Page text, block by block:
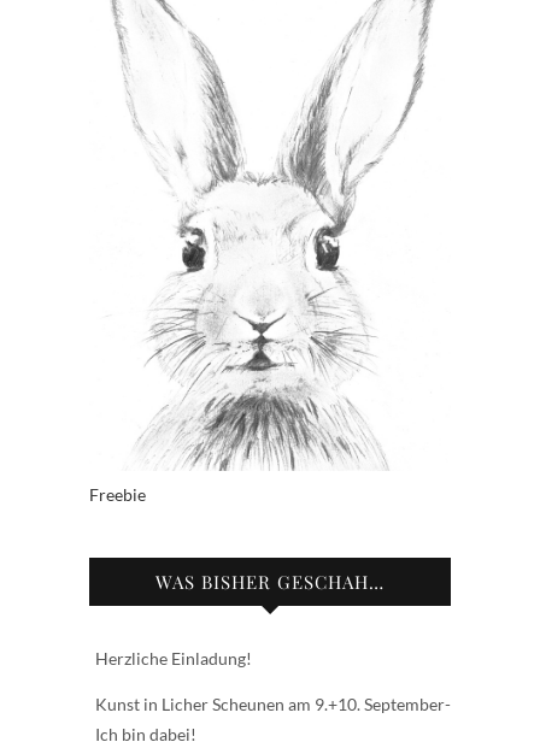
Freebie
WAS BISHER GESCHAH…
Herzliche Einladung!
Kunst in Licher Scheunen am 9.+10. September-
Ich bin dabei!